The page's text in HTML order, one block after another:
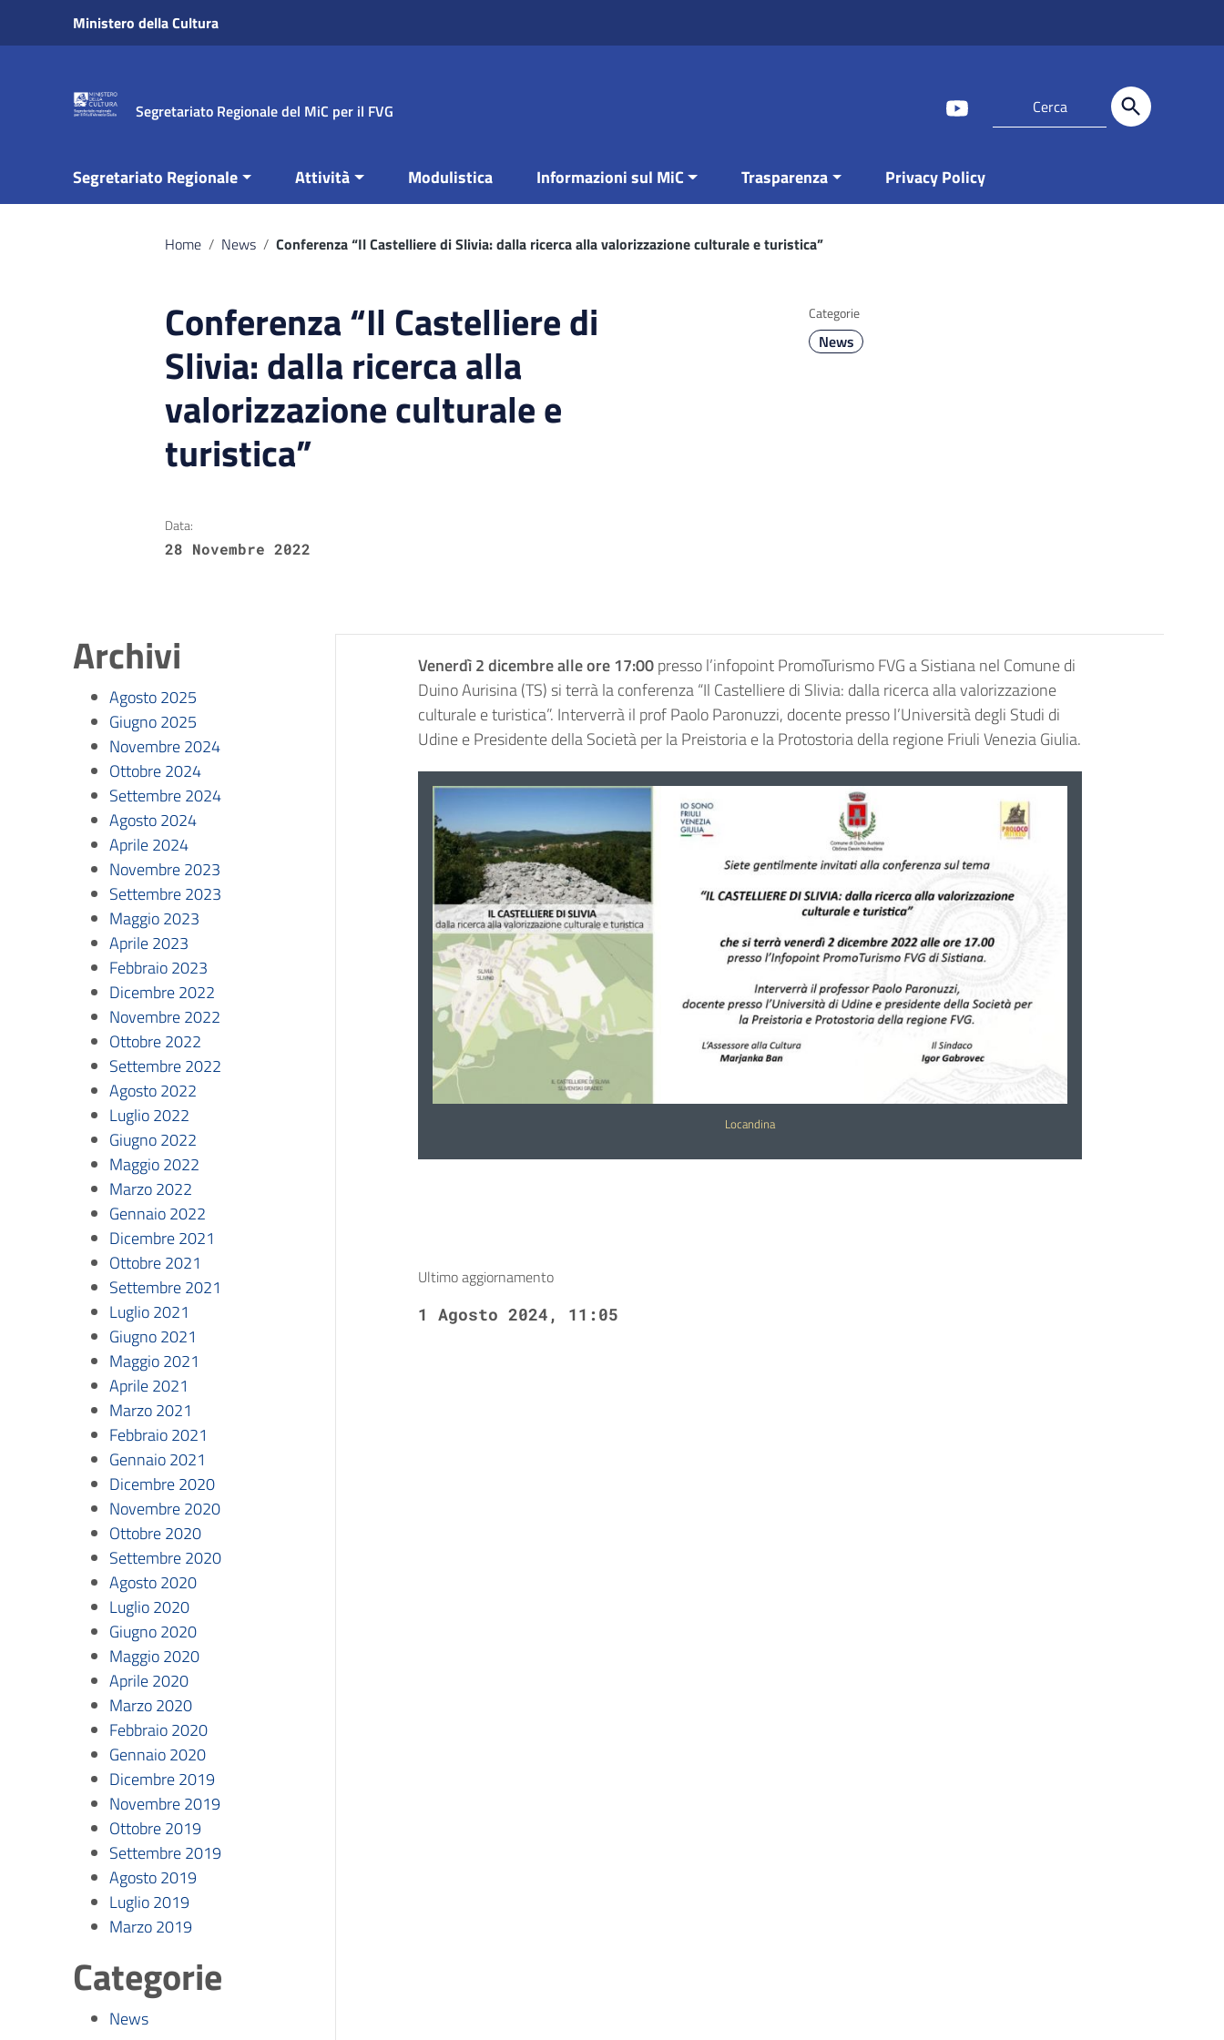
Vai ai contenuti
Vai al menu di navigazione
Ministero della Cultura
Segretariato Regionale del MiC per il FVG
Segretariato Regionale Attività Modulistica Informazioni sul MiC Trasparenza Privacy Policy
Home / News / Conferenza “Il Castelliere di Slivia: dalla ricerca alla valorizzazione culturale e turistica”
Conferenza “Il Castelliere di
Slivia: dalla ricerca alla
valorizzazione culturale e
turistica”
Categorie
News
Data:
28 Novembre 2022
Archivi
Agosto 2025
Giugno 2025
Novembre 2024
Ottobre 2024
Settembre 2024
Agosto 2024
Aprile 2024
Novembre 2023
Settembre 2023
Maggio 2023
Aprile 2023
Febbraio 2023
Dicembre 2022
Novembre 2022
Ottobre 2022
Settembre 2022
Agosto 2022
Luglio 2022
Giugno 2022
Maggio 2022
Marzo 2022
Gennaio 2022
Dicembre 2021
Ottobre 2021
Settembre 2021
Luglio 2021
Giugno 2021
Maggio 2021
Aprile 2021
Marzo 2021
Febbraio 2021
Gennaio 2021
Dicembre 2020
Novembre 2020
Ottobre 2020
Settembre 2020
Agosto 2020
Luglio 2020
Giugno 2020
Maggio 2020
Aprile 2020
Marzo 2020
Febbraio 2020
Gennaio 2020
Dicembre 2019
Novembre 2019
Ottobre 2019
Settembre 2019
Agosto 2019
Luglio 2019
Marzo 2019
Categorie
News
Venerdì 2 dicembre alle ore 17:00presso l’infopoint PromoTurismo FVG a Sistiana nel Comune di
Duino Aurisina (TS) si terrà la conferenza “Il Castelliere di Slivia: dalla ricerca alla valorizzazione
culturale e turistica”. Interverrà il prof Paolo Paronuzzi, docente presso l’Università degli Studi di
Udine e Presidente della Società per la Preistoria e la Protostoria della regione Friuli Venezia Giulia.
Locandina
Ultimo aggiornamento
1 Agosto 2024, 11:05